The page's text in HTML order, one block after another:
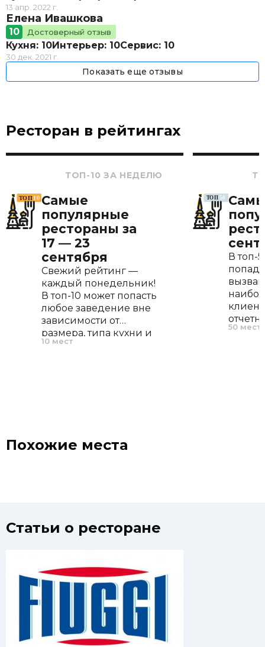
13 апр. 2022 г.
Елена Ивашкова
10 Достоверный отзыв
Кухня: 10Интерьер: 10Сервис: 10
30 дек. 2021 г.
Показать еще отзывы
Ресторан в рейтингах
ТОП-10 ЗА НЕДЕЛЮ
Самые
популярные
рестораны за
17 — 23
сентября
Свежий рейтинг —
каждый понедельник!
В топ-10 может попасть
любое заведение вне
зависимости от
размера, типа кухни и
среднего чека.
10 мест
В топ-
50 мест
Похожие места
Статьи о ресторане